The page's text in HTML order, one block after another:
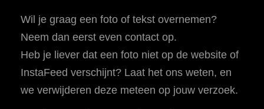
Wil je graag een foto of tekst overnemen?
Neem dan eerst even contact op.
Heb je liever dat een foto niet op de website of
InstaFeed verschijnt? Laat het ons weten, en
we verwijderen deze meteen op jouw verzoek.